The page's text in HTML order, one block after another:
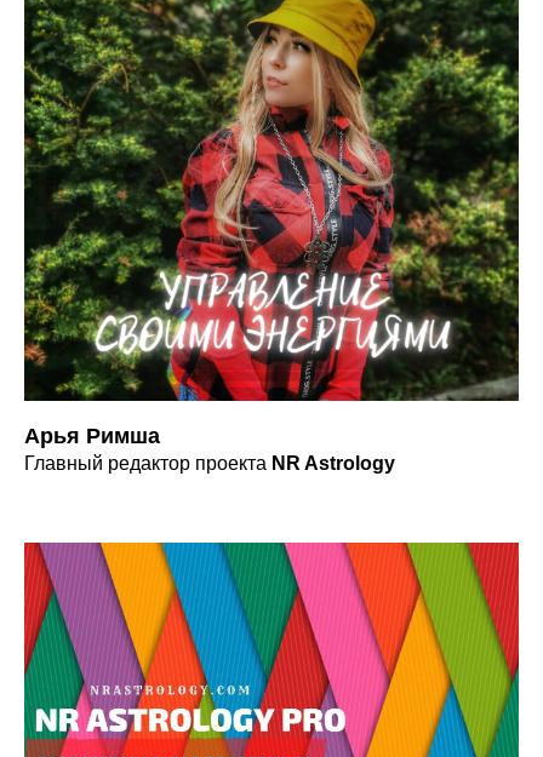
Арья Римша
Главный редактор проекта NR Astrology